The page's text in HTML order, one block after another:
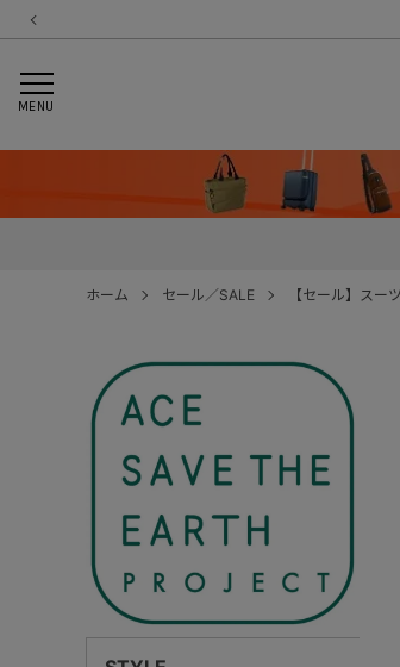
MENU
ホーム セール／SALE 【セール】スー